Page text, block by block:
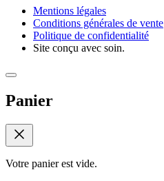
Mentions légales
Conditions générales de vente
Politique de confidentialité
Site conçu avec soin.
Panier
Votre panier est vide.